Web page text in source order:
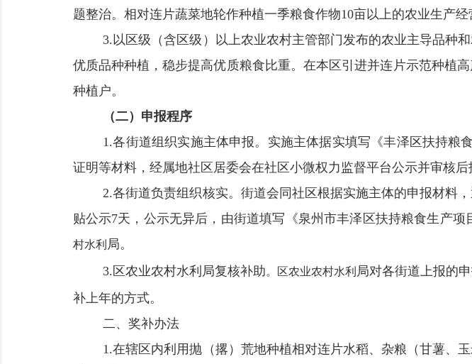
题整治。相对连片蔬菜地轮作种植一季粮食作物10亩以上的农业生产经
3. 以区级（含区级）以上农业农村主管部门发布的农业主导品种
优质品种种植，稳步提高优质粮食比重。在本区引进并连片示范种植
种植户。
（二）申报程序
1.各街道组织实施主体申报。 实施主体据实填写《丰泽区扶持粮
证明等材料，经属地社区居委会在社区小微权力监督平台公示并审核后
2.各街道负责组织核实。 街道会同社区根据实施主体的申报材料
贴公示7天，公示无异后，由街道填写《泉州市丰泽区扶持粮食生产项
村水利 局。
3. 区农业农村水利 局复核补助。 区农业农村水利 局对各街道上报的
补上年的方式。
二、 奖补办法
1.在辖区内利用抛（撂）荒地种植相对连片水稻、杂粮（甘薯、玉